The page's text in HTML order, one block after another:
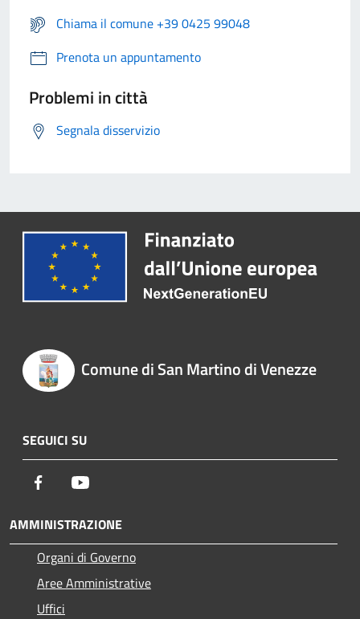
Chiama il comune +39 0425 99048
Prenota un appuntamento
Problemi in città
Segnala disservizio
Comune di San Martino di Venezze
SEGUICI SU
Facebook
AMMINISTRAZIONE
Organi di Governo
Aree Amministrative
Uffici